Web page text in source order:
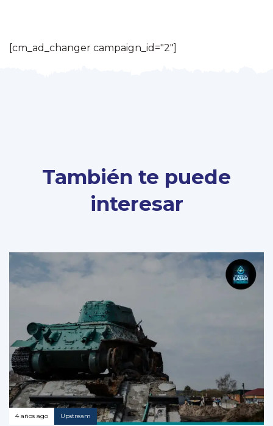
[cm_ad_changer campaign_id="2"]
También te puede
interesar
4 años ago Upstream